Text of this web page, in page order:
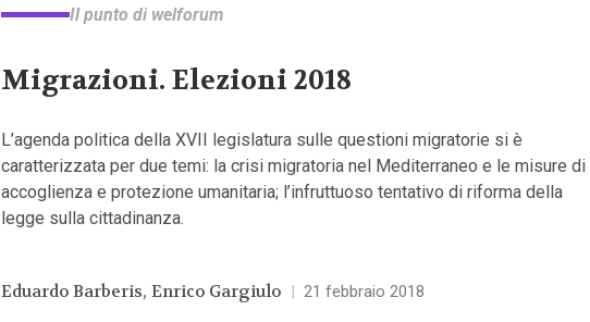
Il punto di welforum
Migrazioni. Elezioni 2018
L’agenda politica della XVII legislatura sulle questioni migratorie si è
caratterizzata per due temi: la crisi migratoria nel Mediterraneo e le misure di
accoglienza e protezione umanitaria; l’infruttuoso tentativo di riforma della
legge sulla cittadinanza.
Eduardo Barberis Enrico Gargiulo | 21 febbraio 2018